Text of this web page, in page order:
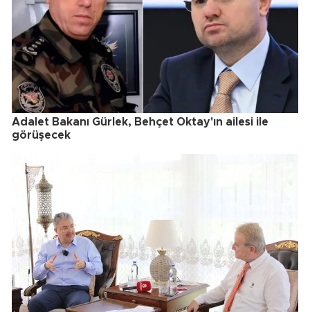
Adalet Bakanı Gürlek, Behçet Oktay'ın ailesi ile
görüşecek